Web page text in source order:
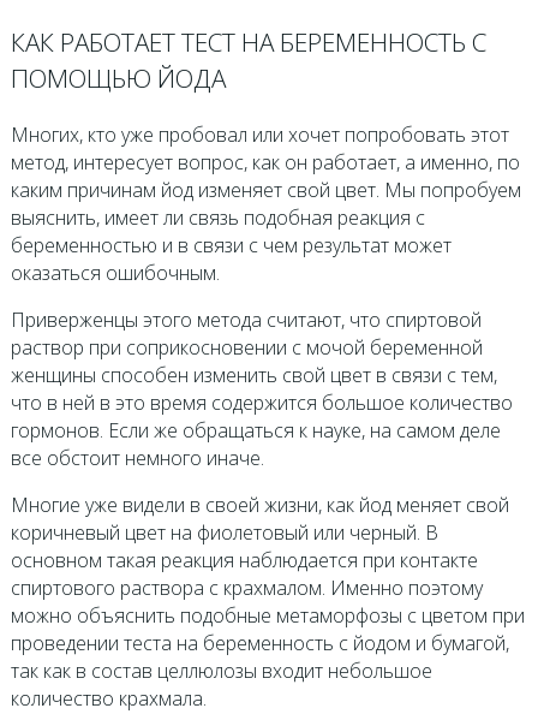
КАК РАБОТАЕТ ТЕСТ НА БЕРЕМЕННОСТЬ С
ПОМОЩЬЮ ЙОДА
Многих, кто уже пробовал или хочет попробовать этот
метод, интересует вопрос, как он работает, а именно, по
каким причинам йод изменяет свой цвет. Мы попробуем
выяснить, имеет ли связь подобная реакция с
беременностью и в связи с чем результат может
оказаться ошибочным.
Приверженцы этого метода считают, что спиртовой
раствор при соприкосновении с мочой беременной
женщины способен изменить свой цвет в связи с тем,
что в ней в это время содержится большое количество
гормонов. Если же обращаться к науке, на самом деле
все обстоит немного иначе.
Многие уже видели в своей жизни, как йод меняет свой
коричневый цвет на фиолетовый или черный. В
основном такая реакция наблюдается при контакте
спиртового раствора с крахмалом. Именно поэтому
можно объяснить подобные метаморфозы с цветом при
проведении теста на беременность с йодом и бумагой,
так как в состав целлюлозы входит небольшое
количество крахмала.